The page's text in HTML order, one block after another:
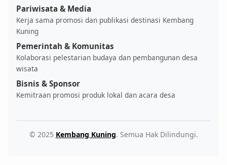
Pariwisata & Media
Kerja sama promosi dan publikasi destinasi Kembang
Kuning
Pemerintah & Komunitas
Kolaborasi pelestarian budaya dan pembangunan desa
wisata
Bisnis & Sponsor
Kemitraan promosi produk lokal dan acara desa
© 2025 Kembang Kuning. Semua Hak Dilindungi.